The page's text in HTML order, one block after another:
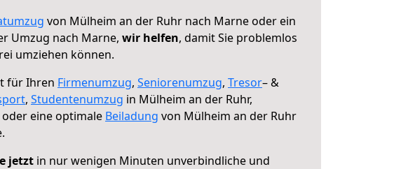
von Mülheim an der Ruhr nach Marne oder ein
Umzug nach Marne, wir helfen, damit Sie problemlos
umziehen können.
für Ihren Firmenumzug, Seniorenumzug, Tresor– &
, Studentenumzug in Mülheim an der Ruhr,
oder eine optimale Beiladung von Mülheim an der Ruhr
jetzt in nur wenigen Minuten unverbindliche und